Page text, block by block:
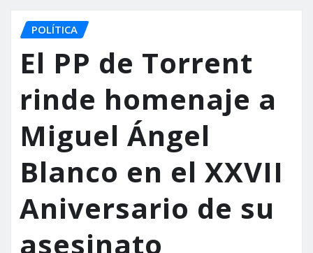
POLÍTICA
El PP de Torrent
rinde homenaje a
Miguel Ángel
Blanco en el XXVII
Aniversario de su
asesinato